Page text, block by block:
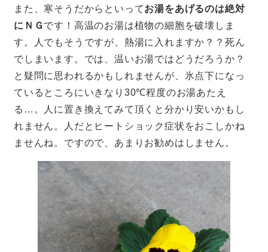
また、寒そうだからといってお湯をあげるのは絶対
にＮＧ です！高温のお湯は植物の細胞を破壊しま
す。人でもそうですが、熱湯に入れますか？？死ん
でしまいます。では、温いお湯ではどうだろうか？
と疑問に思われるかもしれませんが、氷点下になっ
ているところにいきなり30℃程度のお湯あたえ
る…。人に置き換えてみて頂くと分かり安いかもし
れません。人だとヒートショック症状をおこしかね
ませんね。ですので、あまりお勧めはしません。